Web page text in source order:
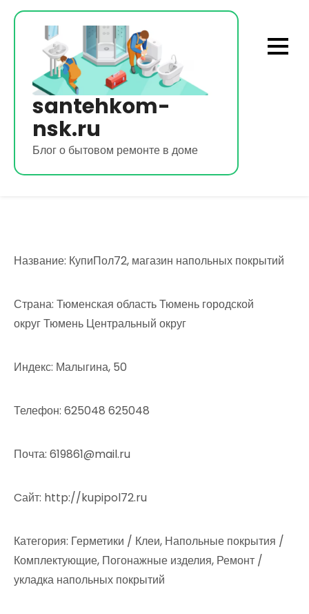
Перейти
содержимому
santehkom-
nsk.ru
Блог о бытовом ремонте в доме
Название: КупиПол72, магазин напольных покрытий
Страна: Тюменская область Тюмень городской
округ Тюмень Центральный округ
Индекс: Малыгина, 50
Телефон: 625048 625048
Почта: 619861@mail.ru
Cайт: http://kupipol72.ru
Категория: Герметики / Клеи, Напольные покрытия /
Комплектующие, Погонажные изделия, Ремонт /
укладка напольных покрытий